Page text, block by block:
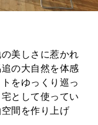
美しさに惹かれ
の大自然を体感
をゆっくり巡っ
として使ってい
間を作り上げ